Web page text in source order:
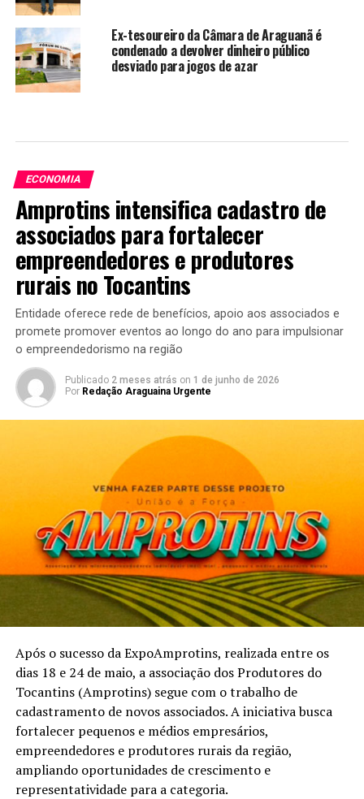
Ex-tesoureiro da Câmara de Araguanã é
condenado a devolver dinheiro público
desviado para jogos de azar
ECONOMIA
Amprotins intensifica cadastro de
associados para fortalecer
empreendedores e produtores
rurais no Tocantins
Entidade oferece rede de benefícios, apoio aos associados e
promete promover eventos ao longo do ano para impulsionar
o empreendedorismo na região
Publicado 2 meses atrás on 1 de junho de 2026
Por Redação Araguaina Urgente
Após o sucesso da ExpoAmprotins, realizada entre os
dias 18 e 24 de maio, a associação dos Produtores do
Tocantins (Amprotins) segue com o trabalho de
cadastramento de novos associados. A iniciativa busca
fortalecer pequenos e médios empresários,
empreendedores e produtores rurais da região,
ampliando oportunidades de crescimento e
representatividade para a categoria.